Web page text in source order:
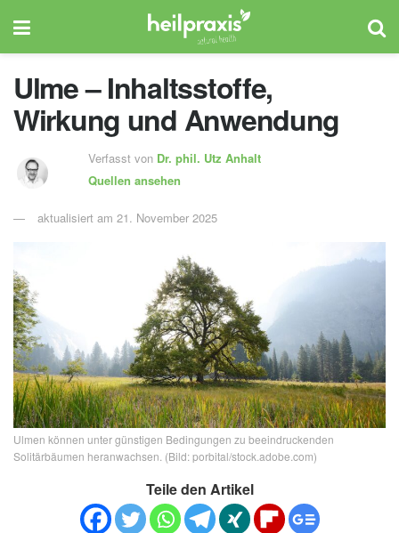
Ulme – Inhaltsstoffe,
Wirkung und Anwendung
Verfasst von Dr. phil. Utz Anhalt
Quellen ansehen
aktualisiert am 21. November 2025
Ulmen können unter günstigen Bedingungen zu beeindruckenden
Solitärbäumen heranwachsen. (Bild: porbital/stock.adobe.com)
Teile den Artikel